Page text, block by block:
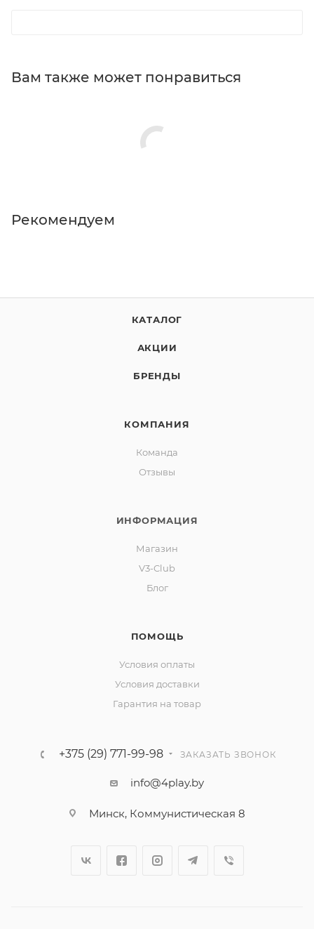
Вам также может понравиться
Рекомендуем
КАТАЛОГ
АКЦИИ
БРЕНДЫ
КОМПАНИЯ
Команда
Отзывы
ИНФОРМАЦИЯ
Магазин
V3-Club
Блог
ПОМОЩЬ
Условия оплаты
Условия доставки
Гарантия на товар
+375 (29) 771-99-98 ЗАКАЗАТЬ ЗВОНОК
info@4play.by
Минск, Коммунистическая 8